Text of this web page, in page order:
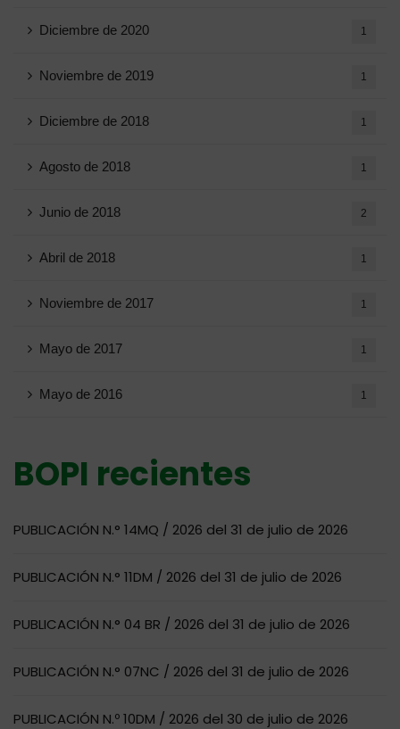
Diciembre de 2020 1
Noviembre de 2019 1
Diciembre de 2018 1
Agosto de 2018 1
Junio ​​de 2018 2
Abril de 2018 1
Noviembre de 2017 1
Mayo de 2017 1
Mayo de 2016 1
BOPI recientes
PUBLICACIÓN N.° 14MQ / 2026 del 31 de julio de 2026
PUBLICACIÓN N.° 11DM / 2026 del 31 de julio de 2026
PUBLICACIÓN N.° 04 BR / 2026 del 31 de julio de 2026
PUBLICACIÓN N.° 07NC / 2026 del 31 de julio de 2026
PUBLICACIÓN N.º 10DM / 2026 del 30 de julio de 2026